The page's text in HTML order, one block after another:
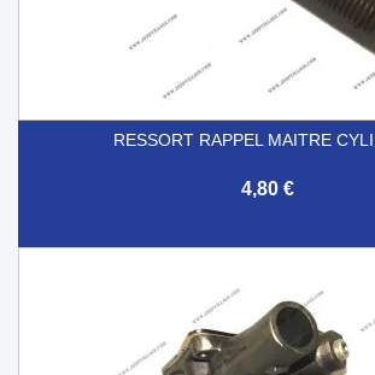
RESSORT RAPPEL MAITRE
4,80 €